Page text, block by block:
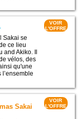
Sakai se
ce lieu
and Akiko. Il
vélos, des
qu'une
VOIR
L'OFFRE
Sakai
VOIR
L'OFFRE